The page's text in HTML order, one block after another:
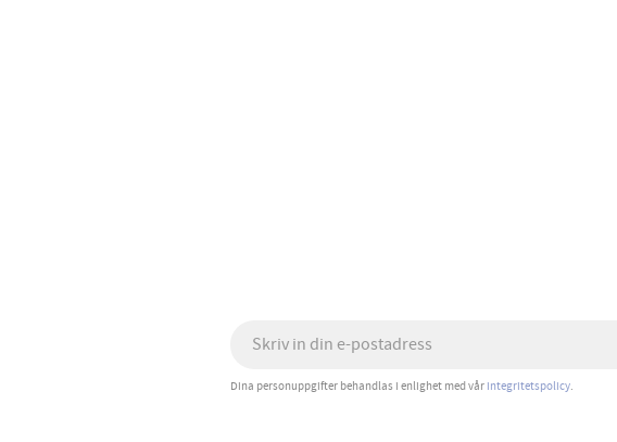
Dina personuppgifter behandlas i enlighet med vår integritetspolicy.